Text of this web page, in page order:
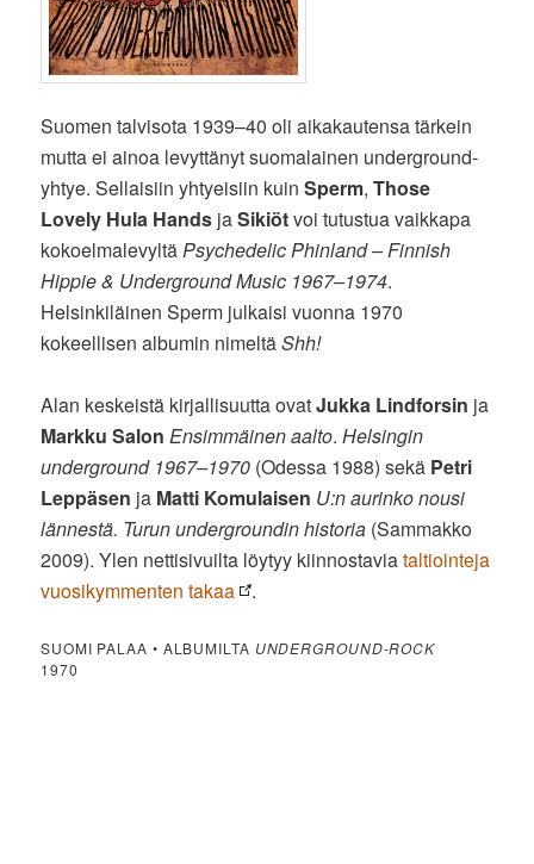
Suomen talvisota 1939–40 oli aikakautensa tärkein
mutta ei ainoa levyttänyt suomalainen underground-
yhtye. Sellaisiin yhtyeisiin kuinSperm,Those
Lovely Hula Hands jaSikiötvoi tutustua vaikkapa
kokoelmalevyltä Psychedelic Phinland – Finnish
Hippie & Underground Music 1967–1974.
Helsinkiläinen Sperm julkaisi vuonna 1970
kokeellisen albumin nimeltäShh!
Alan keskeistä kirjallisuutta ovatJukka Lindforsin ja
Markku Salon Ensimmäinen aalto.Helsingin
underground 1967–1970 (Odessa 1988) sekä Petri
Leppäsen ja Matti Komulaisen U:n aurinko nousi
lännestä. Turun undergroundin historia (Sammakko
2009). Ylen nettisivuilta löytyy kiinnostaviataltiointeja
vuosikymmenten takaa
.
SUOMI PALAA • ALBUMILTA UNDERGROUND-ROCK
1970